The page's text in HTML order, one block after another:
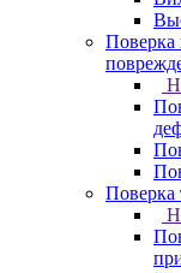
Поверка
Поверка